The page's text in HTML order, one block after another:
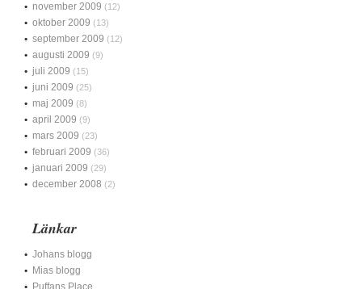
november 2009 (12)
oktober 2009 (13)
september 2009 (12)
augusti 2009 (9)
juli 2009 (15)
juni 2009 (25)
maj 2009 (8)
april 2009 (9)
mars 2009 (23)
februari 2009 (36)
januari 2009 (29)
december 2008 (2)
Länkar
Johans blogg
Mias blogg
Puffans Place